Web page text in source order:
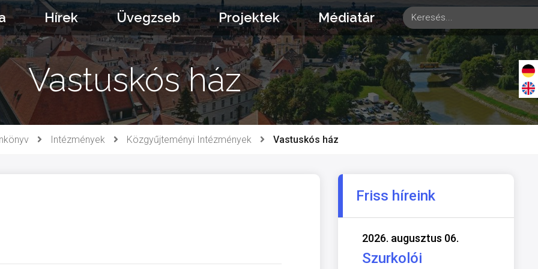
Hírek Üvegzseb Projektek Médiatár
Vastuskós ház
Intézmények Közgyűjteményi Intézmények Vastuskós ház
Friss híreink
2026. augusztus 06.
Szurkolói